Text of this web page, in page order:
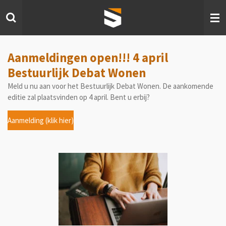
direct
hoofdinhoud
Aanmeldingen open!!! 4 april
Bestuurlijk Debat Wonen
Meld u nu aan voor het Bestuurlijk Debat Wonen. De aankomende
editie zal plaatsvinden op 4 april. Bent u erbij?
Aanmelding (klik hier)